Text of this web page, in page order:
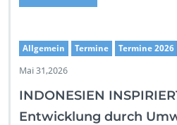
Allgemein Termine Termine 2026
Mai 31,2026
INDONESIEN
Entwicklung durch